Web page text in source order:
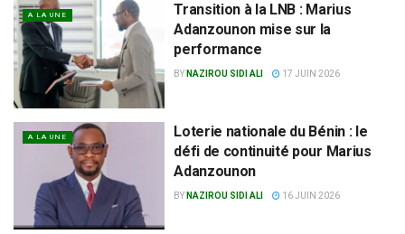
A LA UNE
Transition à la LNB : Marius
Adanzounon mise sur la
performance
BY NAZIROU SIDI ALI 17 JUIN 2026
A LA UNE
Loterie nationale du Bénin : le
défi de continuité pour Marius
Adanzounon
BY NAZIROU SIDI ALI 16 JUIN 2026